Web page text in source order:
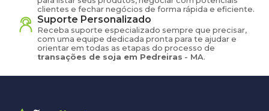
clientes e fechar negócios de forma rápida e eficiente.
Suporte Personalizado
Receba suporte especializado sempre que precisar,
com uma equipe dedicada pronta para te ajudar e
orientar em todas as etapas do processo de
transações de soja em Pedreiras - MA.